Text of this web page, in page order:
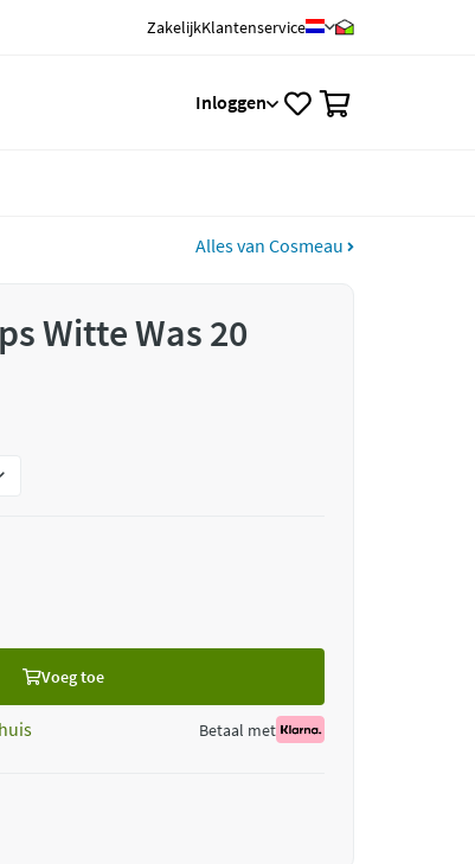
ZakelijkKlantenservice
Inloggen
Alles van Cosmeau
Witte Was 20
Voeg toe
Betaal met